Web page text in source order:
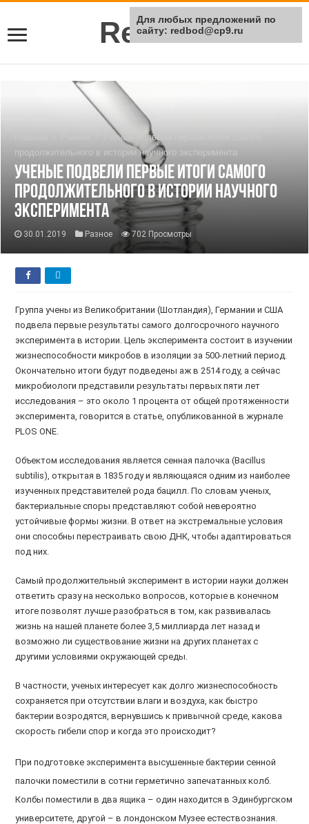
Rei Red
Ученые подвели первые итоги самого
продолжительного в истории научного эксперимента
Ученые подвели первые итоги самого
продолжительного в истории научного
эксперимента
30.01.2019 Разное 702 Просмотры
Группа учены из Великобритании (Шотландия), Германии и США
подвела первые результаты самого долгосрочного научного
эксперимента в истории. Цель эксперимента состоит в изучении
жизнеспособности микробов в изоляции за 500-летний период.
Окончательно итоги будут подведены аж в 2514 году, а сейчас
микробиологи представили результаты первых пяти лет
исследования – это около 1 процента от общей протяженности
эксперимента, говорится в статье,опубликованной в журнале
PLOS ONE.
Объектом исследования является сенная палочка (Bacillus
subtilis), открытая в 1835 году и являющаяся одним из наиболее
изученных представителей рода бацилл. По словам ученых,
бактериальные споры представляют собой невероятно
устойчивые формы жизни. В ответ на экстремальные условия
они способны перестраивать свою ДНК, чтобы адаптироваться
под них.
Самый продолжительный эксперимент в истории науки должен
ответить сразу на несколько вопросов, которые в конечном
итоге позволят лучше разобраться в том, как развивалась
жизнь на нашей планете более 3,5 миллиарда лет назад и
возможно ли существование жизни на других планетах с
другими условиями окружающей среды.
В частности, ученых интересует как долго жизнеспособность
сохраняется при отсутствии влаги и воздуха, как быстро
бактерии возродятся, вернувшись к привычной среде, какова
скорость гибели спор и когда это происходит?
При подготовке эксперимента высушенные бактерии сенной
палочки поместили в сотни герметично запечатанных колб.
Колбы поместили в два ящика – один находится в Эдинбургском
университете, другой – в лондонском Музее естествознания.
Для любых предложений по
сайту: redbod@cp9.ru